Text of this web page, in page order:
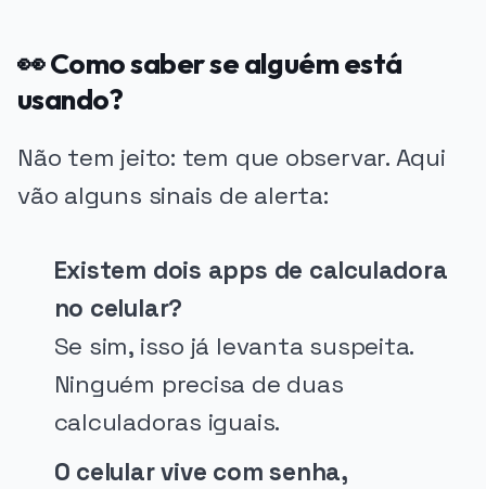
👀 Como saber se alguém está
usando?
Não tem jeito: tem que observar. Aqui
vão alguns sinais de alerta:
Existem dois apps de calculadora
no celular?
Se sim, isso já levanta suspeita.
Ninguém precisa de duas
calculadoras iguais.
O celular vive com senha,